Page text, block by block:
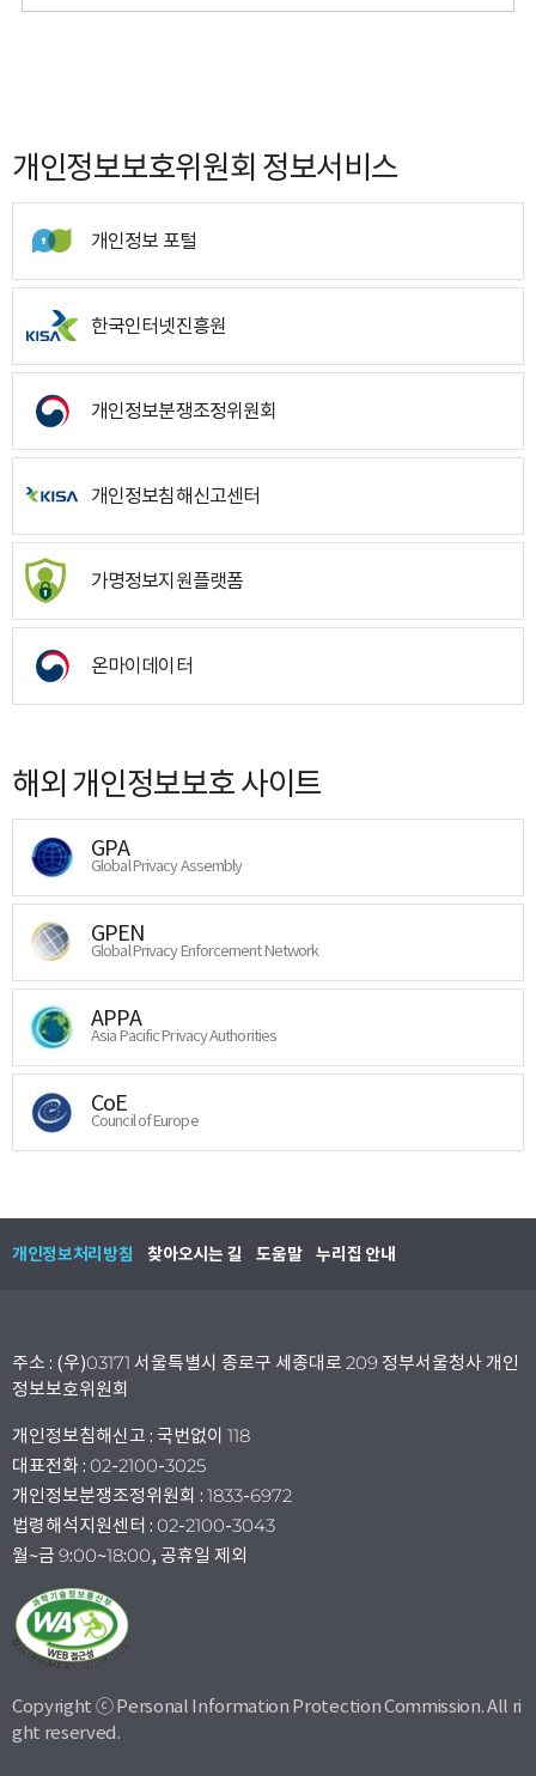
개인정보보호위원회 정보서비스
개인정보 포털
한국인터넷진흥원
개인정보분쟁조정위원회
개인정보침해신고센터
가명정보지원플랫폼
온마이데이터
해외 개인정보보호 사이트
GPA
Global Privacy Assembly
GPEN
Global Privacy Enforcement Network
APPA
Asia Pacific Privacy Authorities
CoE
Council of Europe
개인정보처리방침 찾아오시는 길 도움말 누리집 안내
주소 : (우)03171 서울특별시 종로구 세종대로 209 정부서울청사 개인
정보보호위원회
개인정보침해신고 : 국번없이 118
대표전화 : 02-2100-3025
개인정보분쟁조정위원회 : 1833-6972
법령해석지원센터 : 02-2100-3043
월~금 9:00~18:00, 공휴일 제외
Copyright ⓒ Personal Information Protection Commission. All ri
ght reserved.